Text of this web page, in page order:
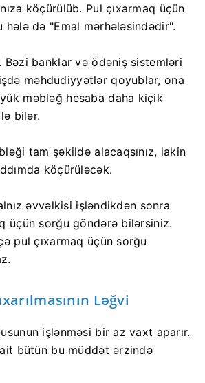
köçürülüb. Pul çıxarmaq üçün
hələ də "Emal mərhələsindədir".
Bəzi banklar və ödəniş sistemləri
məhdudiyyətlər qoyublar, ona
məbləğ hesaba daha kiçik
bilər.
tam şəkildə alacaqsınız, lakin
köçürüləcək.
əvvəlkisi işləndikdən sonra
üçün sorğu göndərə bilərsiniz.
pul çıxarmaq üçün sorğu
Ləğvi
işlənməsi bir az vaxt aparır.
bütün bu müddət ərzində